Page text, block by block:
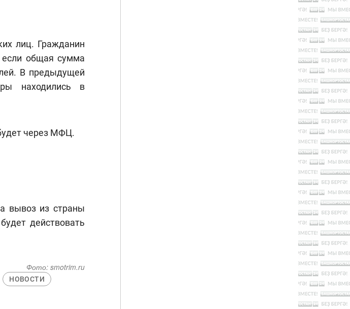
лиц. Гражданин
если общая сумма
В предыдущей
находились в
через МФЦ.
вывоз из страны
действовать
Фото: smotrim.ru
НОВОСТИ